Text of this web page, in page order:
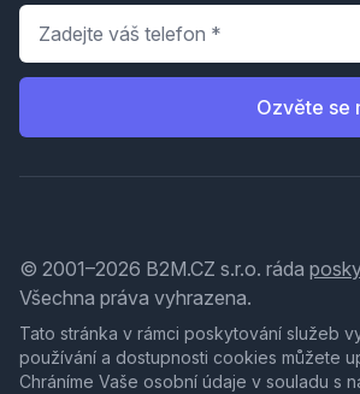
Telefon
Ozvěte se
© 2001–2026 B2M.CZ s.r.o. ráda
Všechna práva vyhrazena.
Tato stránka v rámci poskytování služeb
používání a dostupnosti cookies můžete
Chráníme Vaše osobní údaje v souladu s